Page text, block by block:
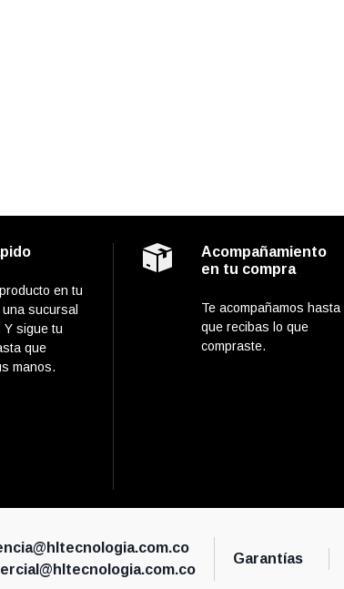
en tu
sucursal
Y sigue tu
que
manos.
Acompañamiento
en tu compra
Te acompañamos hasta
que recibas lo que
compraste.
Garantías